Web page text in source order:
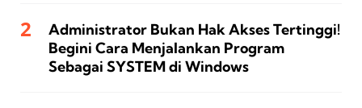
Administrator Bukan Hak Akses Tertinggi!
Begini Cara Menjalankan Program
Sebagai SYSTEM di Windows